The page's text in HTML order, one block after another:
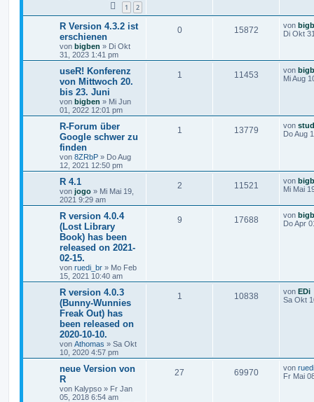
1 2
R Version 4.3.2 ist
erschienen
von bigben » Di Okt
31, 2023 1:41 pm
0 15872 von
Di Okt
useR! Konferenz
von Mittwoch 20.
bis 23. Juni
von bigben » Mi Jun
01, 2022 12:01 pm
1 11453 von
Mi Aug
R-Forum über
Google schwer zu
finden
von 8ZRbP » Do Aug
12, 2021 12:50 pm
1 13779 von
Do Aug
R 4.1
von jogo » Mi Mai 19,
2021 9:29 am
2 11521 von
Mi Mai
R version 4.0.4
(Lost Library
Book) has been
released on 2021-
02-15.
von ruedi_br » Mo Feb
15, 2021 10:40 am
9 17688 von
Do Apr
R version 4.0.3
(Bunny-Wunnies
Freak Out) has
been released on
2020-10-10.
von Athomas » Sa Okt
10, 2020 4:57 pm
1 10838 von EDi
Sa Okt
neue Version von
R
von Kalypso » Fr Jan
05, 2018 6:54 am
27 69970 von
Fr Mai